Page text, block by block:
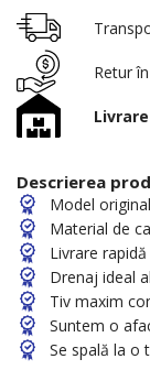
Retur
Livrare
Descrierea
Model original
Material de
Livrare rapidă
Drenaj ideal
Tiv maxim
Suntem o
Se spală la o